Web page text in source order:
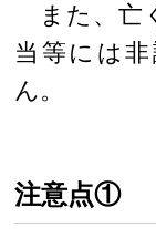
また、亡
当等には
ん。
注意点①